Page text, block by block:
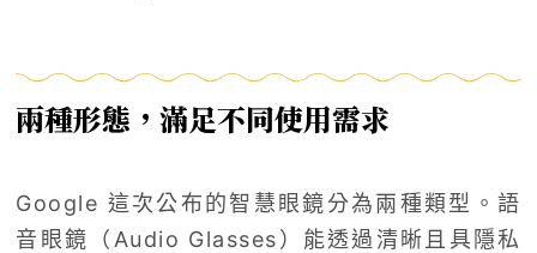
兩種形態，滿足不同使用需求
Google 這次公布的智慧眼鏡分為兩種類型。語
音眼鏡（Audio Glasses）能透過清晰且具隱私